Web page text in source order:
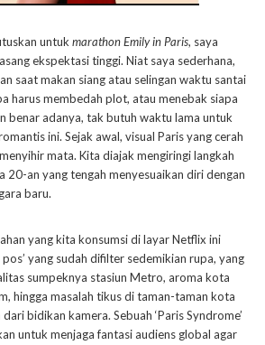
untuk marathon Emily in Paris, saya
ekspektasi tinggi. Niat saya sederhana,
saat makan siang atau selingan waktu santai
harus membedah plot, atau menebak siapa
benar adanya, tak butuh waktu lama untuk
ini. Sejak awal, visual Paris yang cerah
mata. Kita diajak mengiringi langkah
20-an yang tengah menyesuaikan diri dengan
baru.
yang kita konsumsi di layar Netflix ini
yang sudah difilter sedemikian rupa, yang
sumpeknya stasiun Metro, aroma kota
hingga masalah tikus di taman-taman kota
bidikan kamera. Sebuah ‘Paris Syndrome’
untuk menjaga fantasi audiens global agar